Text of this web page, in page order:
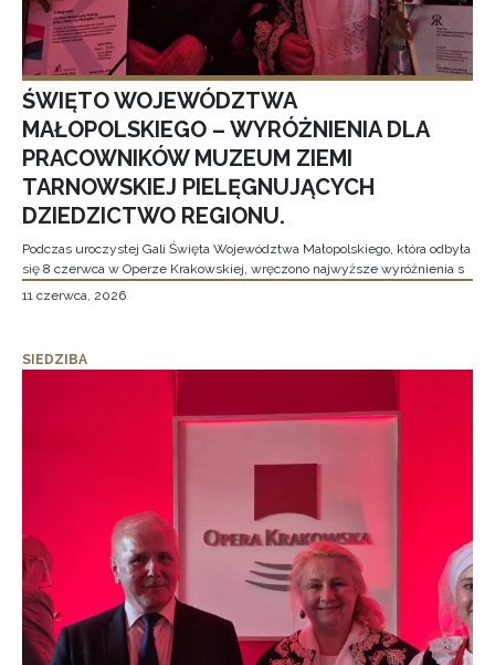
ŚWIĘTO WOJEWÓDZTWA
MAŁOPOLSKIEGO – WYRÓŻNIENIA DLA
PRACOWNIKÓW MUZEUM ZIEMI
TARNOWSKIEJ PIELĘGNUJĄCYCH
DZIEDZICTWO REGIONU.
Podczas uroczystej Gali Święta Województwa Małopolskiego, która odbyła
się 8 czerwca w Operze Krakowskiej, wręczono najwyższe wyróżnienia s
11 czerwca, 2026
SIEDZIBA